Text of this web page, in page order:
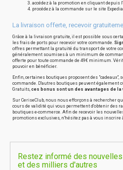
accédez à la promotion en cliquant depuis
procédez à la commande sur le site
La livraison offerte, recevoir
Grâce à la livraison gratuite, il est possible sous
les frais de ports pour recevoir votre commande.
offres permettant la gratuité du transport de votre
généralement soumises à un minimum de
offerte pour toute commande de 49€ minimum.
pouvoir en bénéficier.
Enfin, certaines boutiques proposent des "cadeaux",
commande. D'autres boutiques peuvent également
Gratuits, ces bonus sont un des avantages de la
Sur CeriseClub, nous nous efforçons à rechercher
cours de validité qui vous permettent d'obtenir des
boutiques e-commerce. Afin de recevoir les
promotions exclusives, n'hésitez pas à vous inscrire
Restez informé des
et des milliers d'autres